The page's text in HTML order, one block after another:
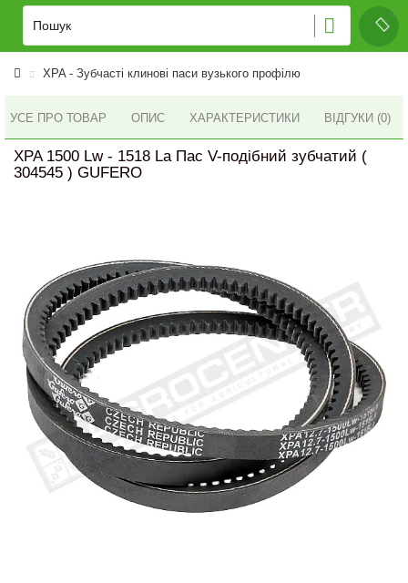
XPA - Зубчасті клинові паси вузького профілю
УСЕ ПРО ТОВАР ОПИС ХАРАКТЕРИСТИКИ ВІДГУКИ (0)
XPA 1500 Lw - 1518 La Пас V-подібний зубчатий (
304545 ) GUFERO